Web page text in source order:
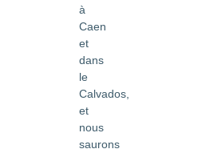
à
Caen
et
dans
le
Calvados,
et
nous
saurons